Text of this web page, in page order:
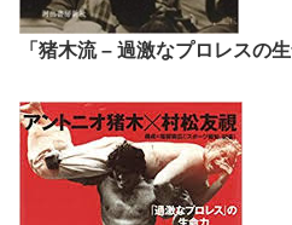
「猪木流 – 過激なプロレスの